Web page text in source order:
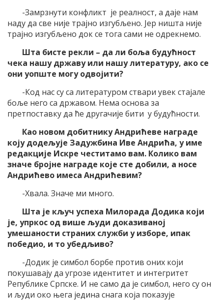
-Замрзнути конфликт је реалност, а даје нам
наду да све није трајно изгубљено. Јер ништа није
трајно изгубљено док се тога сами не одрекнемо.
Шта бисте рекли – да ли боља будућност
чека нашу државу или нашу литературу, ако се
они уопште могу одвојити?
-Код нас су са литературом ствари увек стајале
боље него са државом. Нема основа за
претпоставку да ће другачије бити у будућности.
Као новом добитнику Андрићеве награде
коју додељује Задужбина Иве Андрића, у име
редакције Искре честитамо вам. Колико вам
значе бројне награде које сте добили, а носе
Андрићево имеса Андрићевим?
-Хвала. Значе ми много.
Шта је кључ успеха Милорада Додика који
је, упркос од више људи доказиваној
умешаности страних служби у изборе, ипак
победио, и то убедљиво?
-Додик је симбол борбе против оних који
покушавају да угрозе идентитет и интегритет
Републике Српске. И не само да је симбол, него су он
и људи око њега једина снага која показује